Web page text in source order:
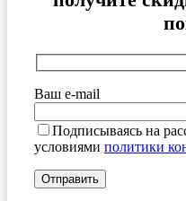
Ваш e-mail
Подписываясь на
условиями политики